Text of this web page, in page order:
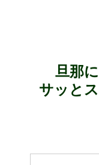
旦那
サッと